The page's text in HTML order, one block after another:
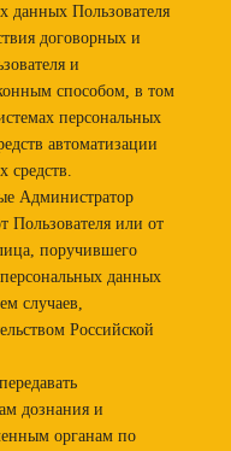
данных Пользователя
договорных и
и
способом, в том
персональных
автоматизации
средств.
Администратор
Пользователя или от
поручившего
данных
случаев,
Российской
дознания и
органам по